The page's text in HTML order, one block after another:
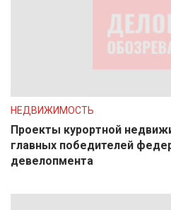
НЕДВИЖИМОСТЬ
Проекты курортной
главных победителей
девелопмента